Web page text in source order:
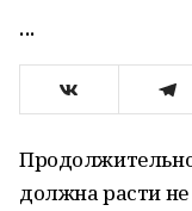
...
должна расти